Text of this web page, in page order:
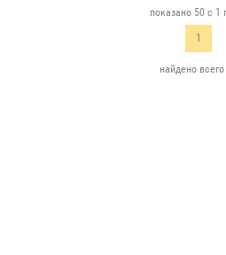
показано 50 с 1
1
найдено